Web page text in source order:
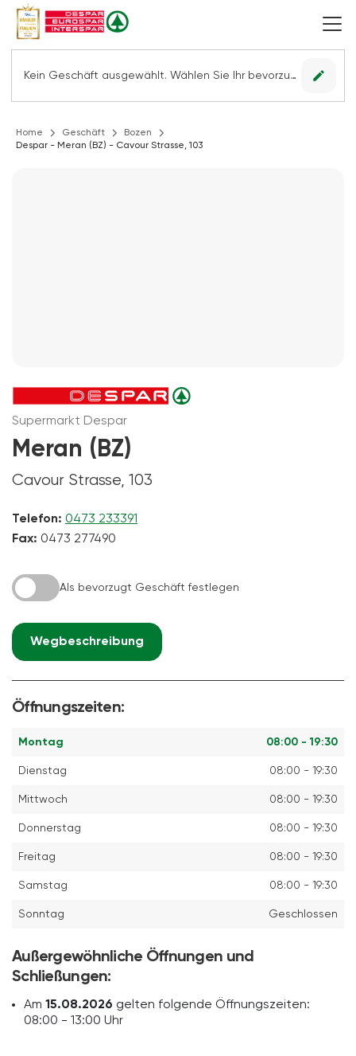
Kein Geschäft ausgewählt. Wählen Sie Ihr bevorzugtes Geschäft, um alle Angebote sehen zu können. edit
Home Geschäft
Bozen
Despar - Meran (BZ) - Cavour Strasse, 103
Supermarkt Despar
Meran (BZ)
Cavour Strasse, 103
Telefon: 0473 233391
Fax: 0473 277490
Als bevorzugt Geschäft festlegen
Wegbeschreibung
Öffnungszeiten:
Montag 08:00 - 19:30
Dienstag 08:00 - 19:30
Mittwoch 08:00 - 19:30
Donnerstag 08:00 - 19:30
Freitag 08:00 - 19:30
Samstag 08:00 - 19:30
Sonntag Geschlossen
Außergewöhnliche Öffnungen und
Schließungen:
Am 15.08.2026 gelten folgende Öffnungszeiten:
08:00 - 13:00 Uhr